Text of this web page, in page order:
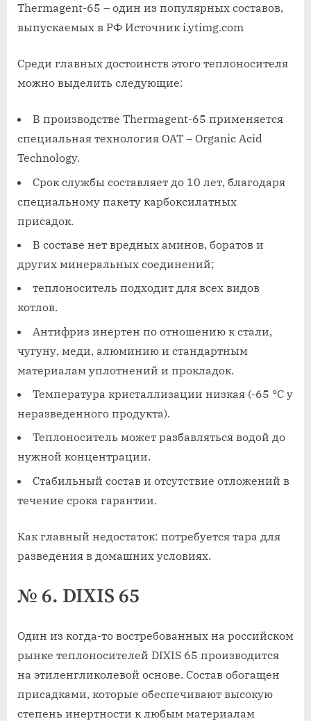
Thermagent-65 – один из популярных составов,
выпускаемых в РФ Источник i.ytimg.com
Среди главных достоинств этого теплоносителя
можно выделить следующие:
В производстве Thermagent-65 применяется
специальная технология OAT – Organic Acid
Technology.
Срок службы составляет до 10 лет, благодаря
специальному пакету карбоксилатных
присадок.
В составе нет вредных аминов, боратов и
других минеральных соединений;
теплоноситель подходит для всех видов
котлов.
Антифриз инертен по отношению к стали,
чугуну, меди, алюминию и стандартным
материалам уплотнений и прокладок.
Температура кристаллизации низкая (-65 °С у
неразведенного продукта).
Теплоноситель может разбавляться водой до
нужной концентрации.
Стабильный состав и отсутствие отложений в
течение срока гарантии.
Как главный недостаток: потребуется тара для
разведения в домашних условиях.
№ 6. DIXIS 65
Один из когда-то востребованных на российском
рынке теплоносителей DIXIS 65 производится
на этиленгликолевой основе. Состав обогащен
присадками, которые обеспечивают высокую
степень инертности к любым материалам